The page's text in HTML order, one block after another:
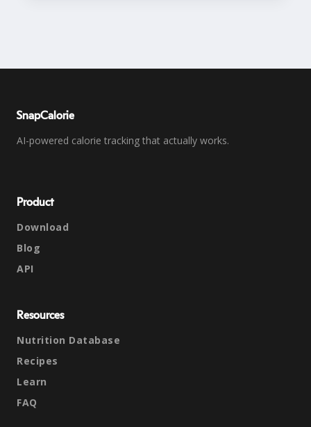
SnapCalorie
AI-powered calorie tracking that actually works.
Product
Download
Blog
API
Resources
Nutrition Database
Recipes
Learn
FAQ